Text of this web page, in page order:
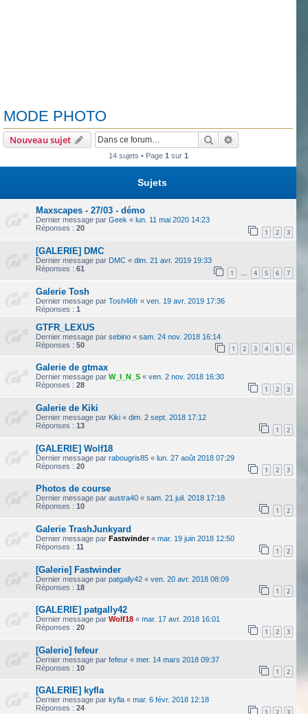
MODE PHOTO
Nouveau sujet Rechercher
14 sujets • Page 1 sur 1
Sujets
Maxscapes - 27/03 - démo
Dernier message par Geek « lun. 11 mai 2020 14:23
Réponses : 20 1 2 3
[GALERIE] DMC
Dernier message par DMC « dim. 21 avr. 2019 19:33
Réponses : 61 1 … 4 5 6 7
Galerie Tosh
Dernier message par Tosh46fr « ven. 19 avr. 2019 17:36
Réponses : 1
GTFR_LEXUS
Dernier message par sebino « sam. 24 nov. 2018 16:14
Réponses : 50 1 2 3 4 5 6
Galerie de gtmax
Dernier message par W_I_N_S « ven. 2 nov. 2018 16:30
Réponses : 28 1 2 3
Galerie de Kiki
Dernier message par Kiki « dim. 2 sept. 2018 17:12
Réponses : 13 1 2
[GALERIE] Wolf18
Dernier message par rabougris85 « lun. 27 août 2018 07:29
Réponses : 20 1 2 3
Photos de course
Dernier message par austra40 « sam. 21 juil. 2018 17:18
Réponses : 10 1 2
Galerie TrashJunkyard
Dernier message par Fastwinder« mar. 19 juin 2018 12:50
Réponses : 11 1 2
[Galerie] Fastwinder
Dernier message par patgally42 « ven. 20 avr. 2018 08:09
Réponses : 18 1 2
[GALERIE] patgally42
Dernier message par Wolf18 « mar. 17 avr. 2018 16:01
Réponses : 20 1 2 3
[Galerie] fefeur
Dernier message par fefeur « mer. 14 mars 2018 09:37
Réponses : 10 1 2
[GALERIE] kyfla
Dernier message par kyfla « mar. 6 févr. 2018 12:18
Réponses : 24